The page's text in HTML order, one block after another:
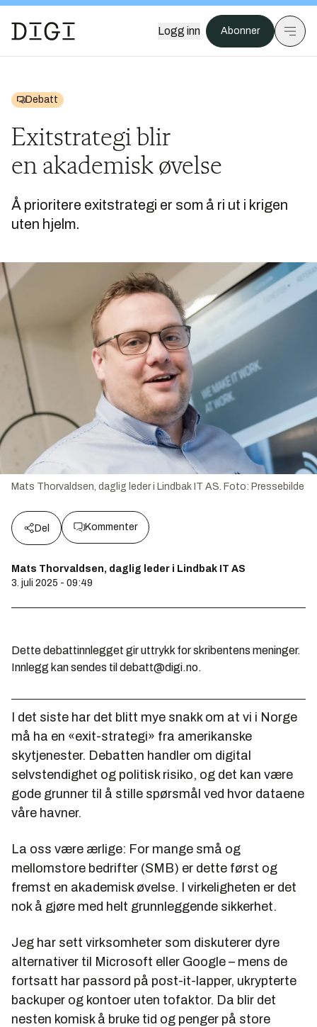
Logg inn Abonner
Debatt
Exitstrategi blir
en akademisk øvelse
Å prioritere exitstrategi er som å ri ut i krigen
uten hjelm.
Mats Thorvaldsen, daglig leder i Lindbak IT AS. Foto: Pressebilde
Del Kommenter
Mats Thorvaldsen, daglig leder i Lindbak IT AS
3. juli 2025 - 09:49
Dette debattinnlegget gir uttrykk for skribentens meninger.
Innlegg kan sendes til debatt@digi.no.
I det siste har det blitt mye snakk om at vi i Norge
må ha en «exit-strategi» fra amerikanske
skytjenester. Debatten handler om digital
selvstendighet og politisk risiko, og det kan være
gode grunner til å stille spørsmål ved hvor dataene
våre havner.
La oss være ærlige: For mange små og
mellomstore bedrifter (SMB) er dette først og
fremst en akademisk øvelse. I virkeligheten er det
nok å gjøre med helt grunnleggende sikkerhet.
Jeg har sett virksomheter som diskuterer dyre
alternativer til Microsoft eller Google – mens de
fortsatt har passord på post-it-lapper, ukrypterte
backuper og kontoer uten tofaktor. Da blir det
nesten komisk å bruke tid og penger på store